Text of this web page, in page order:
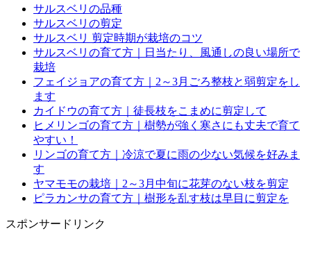
サルスベリの品種
サルスベリの剪定
サルスベリ 剪定時期が栽培のコツ
サルスベリの育て方｜日当たり、風通しの良い場所で
栽培
フェイジョアの育て方｜2～3月ごろ整枝と弱剪定をし
ます
カイドウの育て方｜徒長枝をこまめに剪定して
ヒメリンゴの育て方｜樹勢が強く寒さにも丈夫で育て
やすい！
リンゴの育て方｜冷涼で夏に雨の少ない気候を好みま
す
ヤマモモの栽培｜2～3月中旬に花芽のない枝を剪定
ピラカンサの育て方｜樹形を乱す枝は早目に剪定を
スポンサードリンク